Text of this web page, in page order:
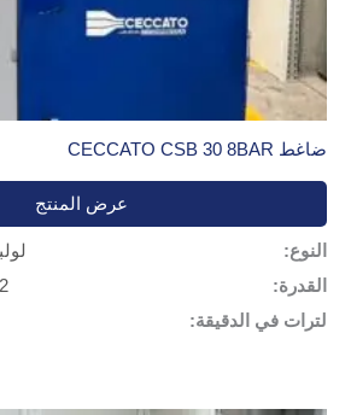
ضاغط CECCATO CSB 30 8BAR
عرض المنتج
النوع:
القدرة:
22
لترات في الدقيقة: